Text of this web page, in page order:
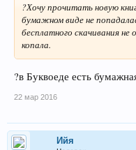
?Хочу прочитать новую
бумажном виде не
бесплатного скачивания не
копала.
?в Буквоеде есть
22 мар 2016
Ийя